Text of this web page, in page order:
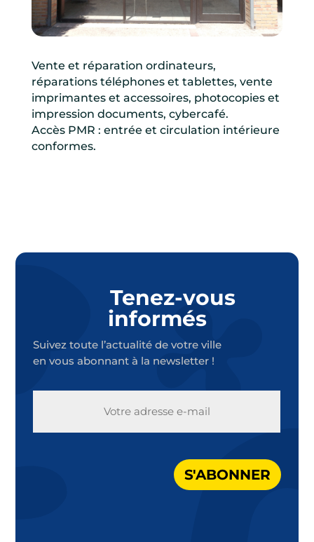
Vente et réparation ordinateurs,
réparations téléphones et tablettes, vente
imprimantes et accessoires, photocopies et
impression documents, cybercafé.
Accès PMR : entrée et circulation intérieure
conformes.
Tenez-vous
informés
Suivez toute l’actualité de votre ville
en vous abonnant à la newsletter !
S'ABONNER